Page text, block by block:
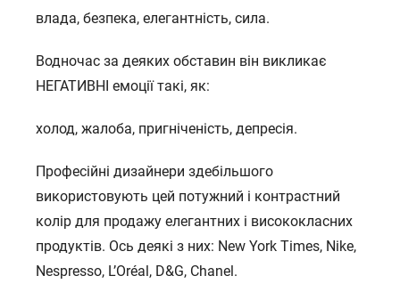
влада, безпека, елегантність, сила.
Водночас за деяких обставин він викликає
НЕГАТИВНІ емоції такі, як:
холод, жалоба, пригніченість, депресія.
Професійні дизайнери здебільшого
використовують цей потужний і контрастний
колір для продажу елегантних і висококласних
продуктів. Ось деякі з них: New York Times, Nike,
Nespresso, L’Oréal, D&G, Chanel.